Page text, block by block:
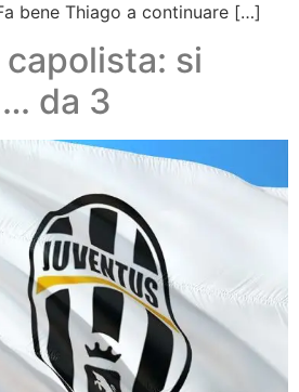
bene Thiago a continuare […]
si
da 3